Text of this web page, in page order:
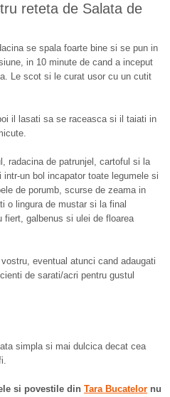
reteta de Salata de
se spala foarte bine si se pun in
in 10 minute de cand a inceput
Le scot si le curat usor cu un cutit
il lasati sa se raceasca si il taiati in
radacina de patrunjel, cartoful si la
un bol incapator toate legumele si
de porumb, scurse de zeama in
o lingura de mustar si la final
fiert, galbenus si ulei de floarea
eventual atunci cand adaugati
de sarati/acri pentru gustul
simpla si mai dulcica decat cea
si povestile din Tara Bucatelor nu